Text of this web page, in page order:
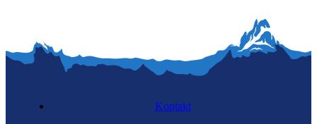
Kontakt